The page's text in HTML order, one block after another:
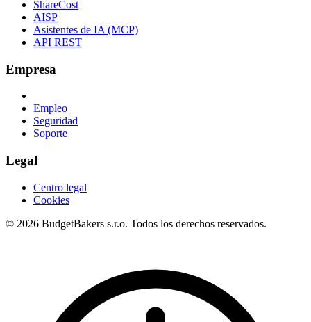
ShareCost
AISP
Asistentes de IA (MCP)
API REST
Empresa
Empleo
Seguridad
Soporte
Legal
Centro legal
Cookies
© 2026 BudgetBakers s.r.o. Todos los derechos reservados.